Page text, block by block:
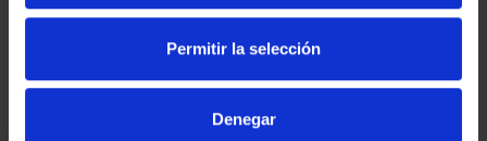
Permitir la selección
Denegar